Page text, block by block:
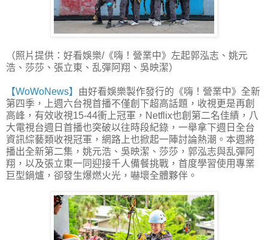
（照片提供：好看娛樂/《嗨！營業中》左起郭泓志、姚元
浩、莎莎、張立東、乱彈阿翔、吳映潔）
【WoWoNews】 由好看娛樂製作發行的《嗨！營業中》全新
第四季，上週六台視首播不僅創下超高話題，收視更是再創
高峰，有效收視15-44衝上冠軍，Netflix也創第二名佳績，八
大電視台週日首播也突破以往時段紀錄，一舉拿下週日全台
資訊綜藝類收視冠軍，網路上也掀起一陣討論熱潮。本週將
播出全新第二集，姚元浩、吳映潔、莎莎，郭泓志與乱彈阿
翔，以及張立東一同迎接千人備餐挑戰，首度學習使用專業
巨型鍋爐，卻發生爆燃火光，嚇壞全體夥伴。